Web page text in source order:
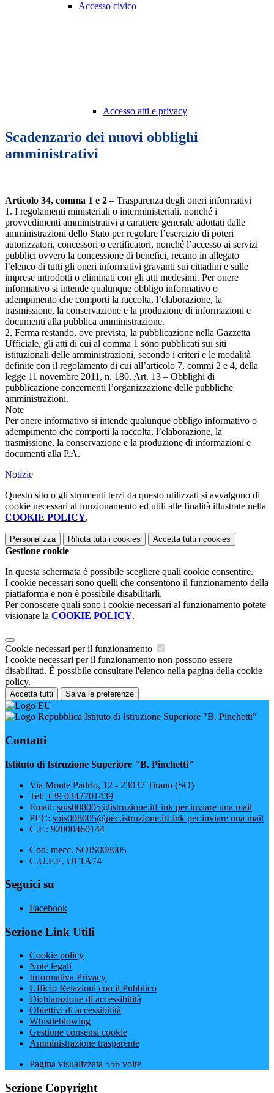
Accesso civico
Accesso atti e privacy
Scadenzario dei nuovi obblighi
amministrativi
Articolo 34, comma 1 e 2 – Trasparenza degli oneri informativi
1. I regolamenti ministeriali o interministeriali, nonché i
provvedimenti amministrativi a carattere generale adottati dalle
amministrazioni dello Stato per regolare l’esercizio di poteri
autorizzatori, concessori o certificatori, nonché l’accesso ai servizi
pubblici ovvero la concessione di benefici, recano in allegato
l’elenco di tutti gli oneri informativi gravanti sui cittadini e sulle
imprese introdotti o eliminati con gli atti medesimi. Per onere
informativo si intende qualunque obbligo informativo o
adempimento che comporti la raccolta, l’elaborazione, la
trasmissione, la conservazione e la produzione di informazioni e
documenti alla pubblica amministrazione.
2. Ferma restando, ove prevista, la pubblicazione nella Gazzetta
Ufficiale, gli atti di cui al comma 1 sono pubblicati sui siti
istituzionali delle amministrazioni, secondo i criteri e le modalità
definite con il regolamento di cui all’articolo 7, commi 2 e 4, della
legge 11 novembre 2011, n. 180. Art. 13 – Obblighi di
pubblicazione concernenti l’organizzazione delle pubbliche
amministrazioni.
Note
Per onere informativo si intende qualunque obbligo informativo o
adempimento che comporti la raccolta, l’elaborazione, la
trasmissione, la conservazione e la produzione di informazioni e
documenti alla P.A.
Notizie
Questo sito o gli strumenti terzi da questo utilizzati si avvalgono di
cookie necessari al funzionamento ed utili alle finalità illustrate nella
COOKIE POLICY.
Personalizza Rifiuta tutti i cookies Accetta tutti i cookies
Gestione cookie
In questa schermata è possibile scegliere quali cookie consentire.
I cookie necessari sono quelli che consentono il funzionamento della
piattaforma e non è possibile disabilitarli.
Per conoscere quali sono i cookie necessari al funzionamento potete
visionare la COOKIE POLICY.
Cookie necessari per il funzionamento
I cookie necessari per il funzionamento non possono essere
disabilitati. È possibile consultare l'elenco nella pagina della cookie
policy.
Accetta tutti Salva le preferenze
Istituto di Istruzione Superiore "B. Pinchetti"
Contatti
Istituto di Istruzione Superiore "B. Pinchetti"
Via Monte Padrio, 12 - 23037 Tirano (SO)
Tel: +39 0342701439
Email: sois008005@istruzione.itLink per inviare una mail
PEC: sois008005@pec.istruzione.itLink per inviare una mail
C.F.: 92000460144
Cod. mecc. SOIS008005
C.U.F.E. UF1A74
Seguici su
Facebook
Sezione Link Utili
Cookie policy
Note legali
Informativa Privacy
Ufficio Relazioni con il Pubblico
Dichiarazione di accessibilità
Obiettivi di accessibilità
Whistleblowing
Gestione consensi cookie
Amministrazione trasparente
Pagina visualizzata 556 volte
Sezione Copyright